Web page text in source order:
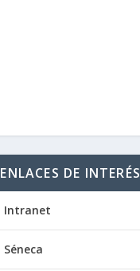
ENLACES DE INTERÉS
Intranet
Séneca